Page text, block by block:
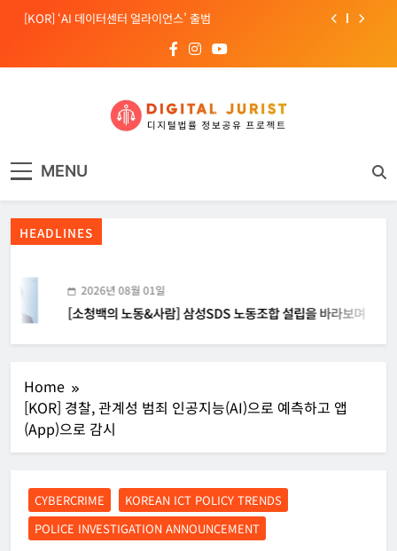
Skip[KOR] ‘AI 데이터센터 얼라이언스’ 출범
[EU] 틱톡의 아동 보호 미흡 관련 예비 조사결과 발표
[Russia] 텔레그램 설립자 파벨 두로프 기소
[KOR] ‘AI 데이터센터 얼라이언스’ 출범
[EU] 틱톡의 아동 보호 미흡 관련 예비 조사결과 발표
MENU
HEADLINES
2026년 08월 01일
[소청백의 노동&사람] 삼성SDS 노동조합 설립을 바라보며
Home
[KOR] 경찰, 관계성 범죄 인공지능(AI)으로 예측하고 앱
(App)으로 감시
CYBERCRIME
KOREAN ICT POLICY TRENDS
POLICE INVESTIGATION ANNOUNCEMENT